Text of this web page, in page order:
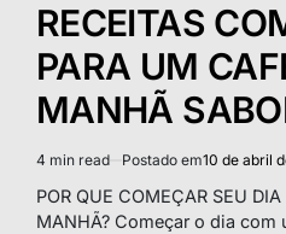
RECEITAS
PARA UM
MANHÃ
Estimated
read
time
4 min read Postado em10 de abril
POR QUE COMEÇAR SEU
MANHÃ? Começar o dia